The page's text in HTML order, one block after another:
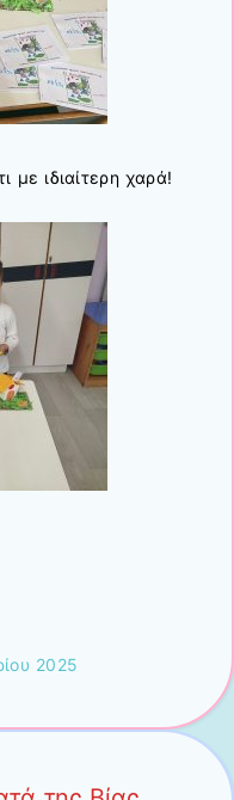
με ιδιαίτερη χαρά!
2025